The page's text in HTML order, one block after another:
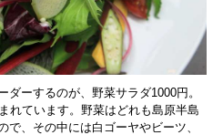
ダーするのが、野菜サラダ1000円。
れています。野菜はどれも島原半島
、その中には白ゴーヤやビーツ、